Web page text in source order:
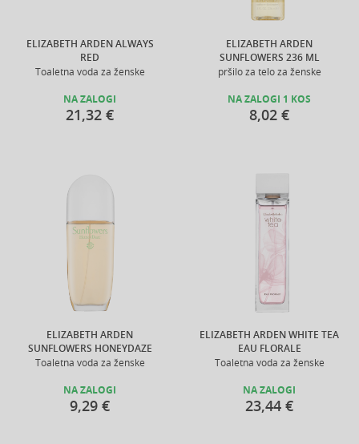
ELIZABETH ARDEN ALWAYS
RED
Toaletna voda za ženske
NA ZALOGI
21,32 €
ELIZABETH ARDEN
SUNFLOWERS 236 ML
pršilo za telo za ženske
NA ZALOGI 1 KOS
8,02 €
ELIZABETH ARDEN
SUNFLOWERS HONEYDAZE
Toaletna voda za ženske
NA ZALOGI
9,29 €
ELIZABETH ARDEN WHITE TEA
EAU FLORALE
Toaletna voda za ženske
NA ZALOGI
23,44 €